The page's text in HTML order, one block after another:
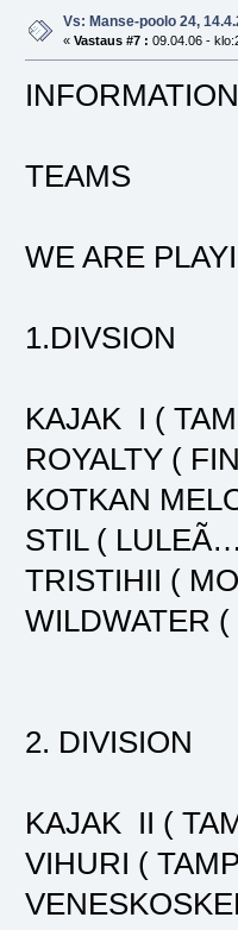
Vs: Manse-poolo 24,
« Vastaus #7 : 09.04.06 -
TEAMS
WE ARE
1.DIVSION
KAJAK I (
ROYALTY (
KOTKAN
STIL (
TRISTIHII (
WILDWATER
2. DIVISION
KAJAK II (
VIHURI (